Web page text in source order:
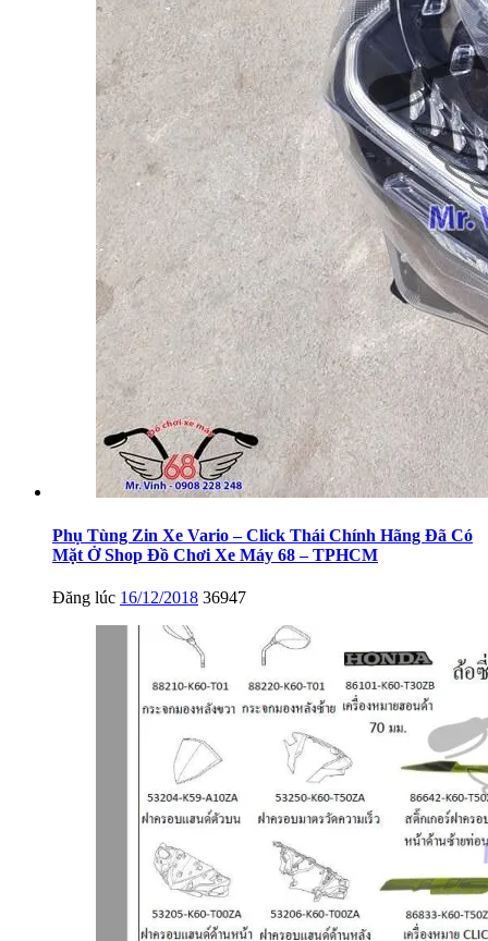
Phụ Tùng Zin Xe Vario – Click Thái Chính Hãng Đã Có
Mặt Ở Shop Đồ Chơi Xe Máy 68 – TPHCM
Đăng lúc 16/12/2018 36947